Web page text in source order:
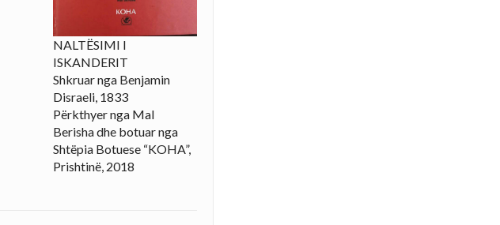
NALTËSIMI I
ISKANDERIT
Shkruar nga Benjamin
Disraeli, 1833
Përkthyer nga Mal
Berisha dhe botuar nga
Shtëpia Botuese “KOHA”,
Prishtinë, 2018